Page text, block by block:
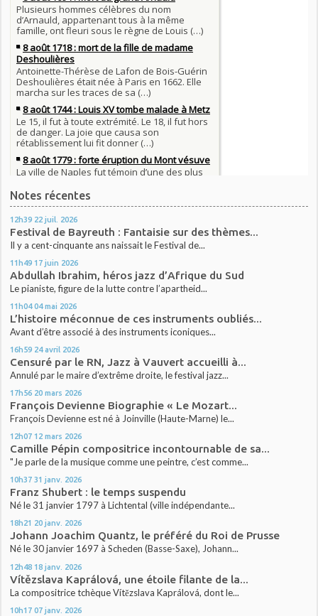
Notes récentes
12h39 22 juil. 2026
Festival de Bayreuth : Fantaisie sur des thèmes...
Il y a cent-cinquante ans naissait le Festival de...
11h49 17 juin 2026
Abdullah Ibrahim, héros jazz d’Afrique du Sud
Le pianiste, figure de la lutte contre l’apartheid...
11h04 04 mai 2026
L’histoire méconnue de ces instruments oubliés...
Avant d’être associé à des instruments iconiques...
16h59 24 avril 2026
Censuré par le RN, Jazz à Vauvert accueilli à...
Annulé par le maire d’extrême droite, le festival jazz...
17h56 20 mars 2026
François Devienne Biographie « Le Mozart...
François Devienne est né à Joinville (Haute-Marne) le...
12h07 12 mars 2026
Camille Pépin compositrice incontournable de sa...
"Je parle de la musique comme une peintre, c’est comme...
10h37 31 janv. 2026
Franz Shubert : le temps suspendu
Né le 31 janvier 1797 à Lichtental (ville indépendante...
18h21 20 janv. 2026
Johann Joachim Quantz, le préféré du Roi de Prusse
Né le 30 janvier 1697 à Scheden (Basse-Saxe), Johann...
12h48 18 janv. 2026
Vítězslava Kaprálová, une étoile filante de la...
La compositrice tchèque Vítězslava Kaprálová, dont le...
10h17 07 janv. 2026